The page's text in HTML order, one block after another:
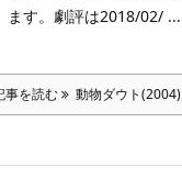
ます。劇評は2018/02/ ...
事を読む 動物ダウト(2004)